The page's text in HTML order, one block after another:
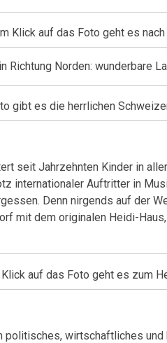
Klick auf das Foto geht es nach
Richtung Norden: wunderbare
gibt es die herrlichen
seit Jahrzehnten Kinder in
internationaler Auftritter in
Denn nirgends auf der
mit dem originalen Heidi-
auf das Foto geht es zum
politisches, wirtschaftliches